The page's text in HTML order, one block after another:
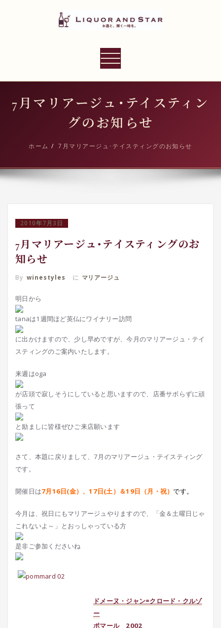
プ
LIQUOR AND STAR
ナ
ー
ョ
り
7月マリアージュ･テイスティン
グのお知らせ
ホーム 7月マリアージュ･テイスティングのお知らせ
2010年7月3日
7月マリアージュ･テイスティングのお
知らせ
By winestyles に マリアージュ
明日から
tanaは1週間ほど英仏にワイナリー訪問
に出かけますので、少し早めですが、今月のマリアージュ・テイ
スティングのご案内いたします。
来週はoga
が店頭で寂しそうにしていると思いますので、店番サボらずに頑
張って
と励ましに皆様ぜひご来店願います
さて、本題に戻りまして、7月のマリアージュ・テイスティング
です。
開催日は7月16日(金）、17日(土）＆19日（月・祝）です。
今月は、祝日にもマリアージュやりますので、「金＆土曜日じゃ
これないよ～」とおっしゃっている方
是非ご参加くださいね
ドメーヌ・ジャン=クロード・クルゾ
ー
ポマール 2002